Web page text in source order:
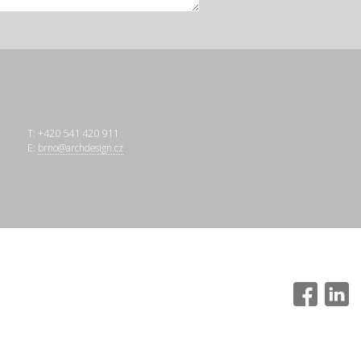
T: +420 541 420 911
E: brno@archdesign.cz